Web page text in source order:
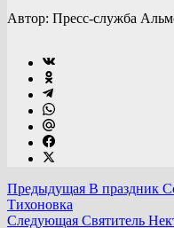
Автор: Пресс-служба
Предыдущая В праздник
Тихоновка
Следующая Святитель